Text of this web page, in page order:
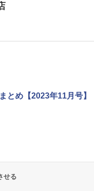
とめ【2023年11月号】
せる